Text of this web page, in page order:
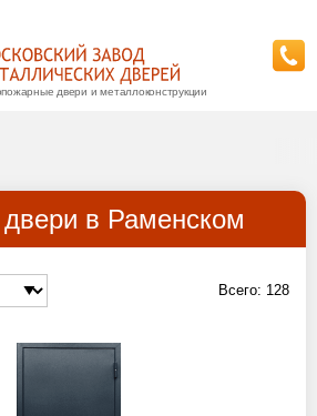
двери и металлоконструкции
ДА!
ДРУГОЙ ГОРОД
двери в Раменском
Всего: 128